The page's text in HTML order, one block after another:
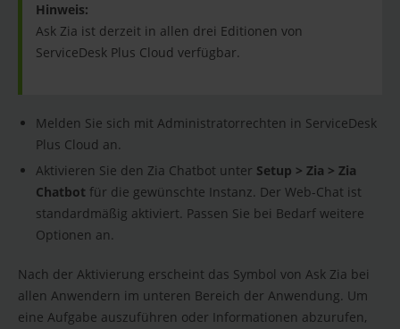
Hinweis:
Ask Zia ist derzeit in allen drei Editionen von
ServiceDesk Plus Cloud verfügbar.
Melden Sie sich mit Administratorrechten in ServiceDesk
Plus Cloud an.
Aktivieren Sie den Zia Chatbot unter Setup > Zia > Zia
Chatbot für die gewünschte Instanz. Der Web-Chat ist
standardmäßig aktiviert. Passen Sie bei Bedarf weitere
Optionen an.
Nach der Aktivierung erscheint das Symbol von Ask Zia bei
allen Anwendern im unteren Bereich der Anwendung. Um
eine Aufgabe auszuführen oder Informationen abzurufen,